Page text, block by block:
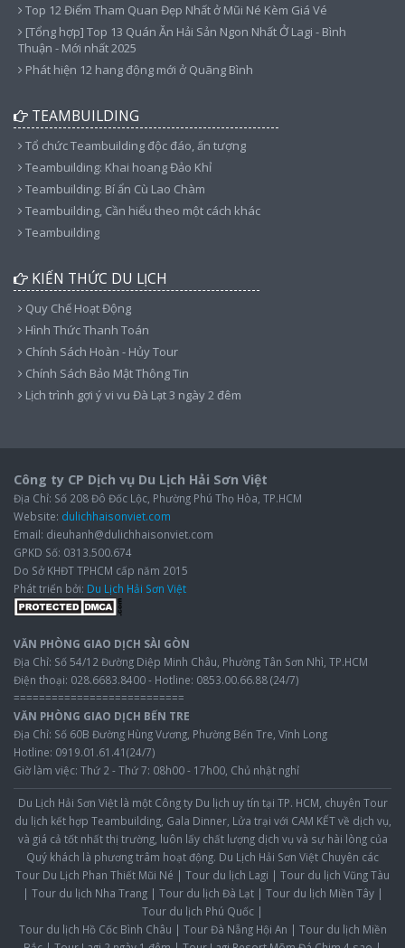
Top 12 Điểm Tham Quan Đẹp Nhất ở Mũi Né Kèm Giá Vé
[Tổng hợp] Top 13 Quán Ăn Hải Sản Ngon Nhất Ở Lagi - Bình
Thuận - Mới nhất 2025
Phát hiện 12 hang động mới ở Quãng Bình
TEAMBUILDING
Tổ chức Teambuilding độc đáo, ấn tượng
Teambuilding: Khai hoang Đảo Khỉ
Teambuilding: Bí ẩn Cù Lao Chàm
Teambuilding, Cần hiểu theo một cách khác
Teambuilding
KIẾN THỨC DU LỊCH
Quy Chế Hoạt Động
Hình Thức Thanh Toán
Chính Sách Hoàn - Hủy Tour
Chính Sách Bảo Mật Thông Tin
Lịch trình gợi ý vi vu Đà Lạt 3 ngày 2 đêm
Công ty CP Dịch vụ Du Lịch Hải Sơn Việt
Địa Chỉ: Số 208 Đô Đốc Lộc, Phường Phú Thọ Hòa, TP.HCM
Website: dulichhaisonviet.com
Email: dieuhanh@dulichhaisonviet.com
GPKD Số: 0313.500.674
Do Sở KHĐT TPHCM cấp năm 2015
Phát triển bởi: Du Lịch Hải Sơn Việt
VĂN PHÒNG GIAO DỊCH SÀI GÒN
Địa Chỉ: Số 54/12 Đường Diệp Minh Châu, Phường Tân Sơn Nhì, TP.HCM
Điện thoại: 028.6683.8400 - Hotline: 0853.00.66.88 (24/7)
===========================
VĂN PHÒNG GIAO DỊCH BẾN TRE
Địa Chỉ: Số 60B Đường Hùng Vương, Phường Bến Tre, Vĩnh Long
Hotline: 0919.01.61.41(24/7)
Giờ làm việc: Thứ 2 - Thứ 7: 08h00 - 17h00, Chủ nhật nghỉ
Du Lịch Hải Sơn Việtlà một Công ty Du lịch uy tín tại TP. HCM, chuyên Tour
du lịch kết hợp Teambuilding, Gala Dinner, Lửa trại với CAM KẾT về dịch vụ,
và giá cả tốt nhất thị trường, luôn lấy chất lượng dịch vụ và sự hài lòng của
Quý khách là phương trâm hoạt động. Du Lịch Hải Sơn Việt Chuyên các
Tour Du Lịch Phan Thiết Mũi Né | Tour du lịch Lagi | Tour du lịch Vũng Tàu
| Tour du lịch Nha Trang| Tour du lịch Đà Lạt| Tour du lịch Miền Tây|
Tour du lịch Phú Quốc |
Tour du lịch Hồ Cốc Bình Châu | Tour Đà Nẵng Hội An | Tour du lịch Miền